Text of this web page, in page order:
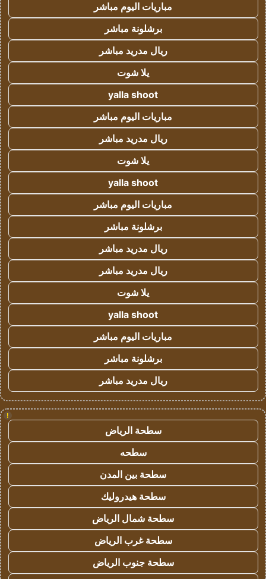
مباريات اليوم مباشر
برشلونة مباشر
ريال مدريد مباشر
يلا شوت
yalla shoot
مباريات اليوم مباشر
ريال مدريد مباشر
يلا شوت
yalla shoot
مباريات اليوم مباشر
برشلونة مباشر
ريال مدريد مباشر
ريال مدريد مباشر
يلا شوت
yalla shoot
مباريات اليوم مباشر
برشلونة مباشر
ريال مدريد مباشر
!
سطحة الرياض
سطحه
سطحة بين المدن
سطحة هيدروليك
سطحة شمال الرياض
سطحة غرب الرياض
سطحة جنوب الرياض